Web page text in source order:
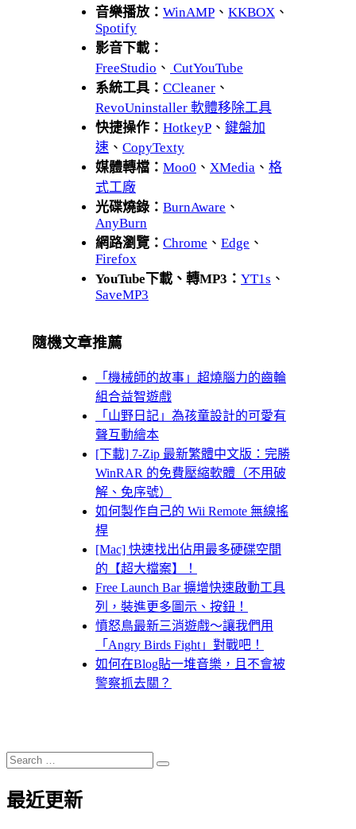
音樂播放： WinAMP 、 KKBOX 、
Spotify
影音下載：
FreeStudio 、 CutYouTube
系統工具： CCleaner 、
RevoUninstaller 軟體移除工具
快捷操作： HotkeyP 、 鍵盤加
速 、 CopyTexty
媒體轉檔： Moo0 、 XMedia 、 格
式工廠
光碟燒錄： BurnAware 、
AnyBurn
網路瀏覽： Chrome 、 Edge 、
Firefox
YouTube下載、轉MP3： YT1s 、
SaveMP3
隨機文章推薦
「機械師的故事」超燒腦力的齒輪
組合益智遊戲
「山野日記」為孩童設計的可愛有
聲互動繪本
[下載] 7-Zip 最新繁體中文版：完勝
WinRAR 的免費壓縮軟體（不用破
解、免序號）
如何製作自己的 Wii Remote 無線搖
桿
[Mac] 快速找出佔用最多硬碟空間
的【超大檔案】！
Free Launch Bar 擴增快速啟動工具
列，裝進更多圖示、按鈕！
憤怒鳥最新三消遊戲～讓我們用
「Angry Birds Fight」對戰吧！
如何在Blog貼一堆音樂，且不會被
警察抓去關？
Search
for:
Search
最近更新